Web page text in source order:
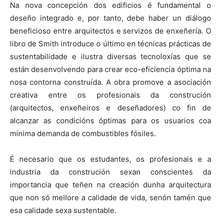
Na nova concepción dos edificios é fundamental o
deseño integrado e, por tanto, debe haber un diálogo
beneficioso entre arquitectos e servizos de enxeñería. O
libro de Smith introduce o último en técnicas prácticas de
sustentabilidade e ilustra diversas tecnoloxías que se
están desenvolvendo para crear eco-eficiencia óptima na
nosa contorna construída. A obra promove a asociación
creativa entre os profesionais da construción
(arquitectos, enxeñeiros e deseñadores) co fin de
alcanzar as condicións óptimas para os usuarios coa
mínima demanda de combustibles fósiles.
É necesario que os estudantes, os profesionais e a
industria da construción sexan conscientes da
importancia que teñen na creación dunha arquitectura
que non só mellore a calidade de vida, senón tamén que
esa calidade sexa sustentable.